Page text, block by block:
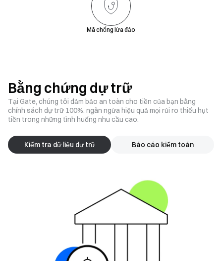
Mã chống lừa đảo
Bằng chứng dự trữ
Tại Gate, chúng tôi đảm bảo an toàn cho tiền của bạn bằng
chính sách dự trữ 100%, ngăn ngừa hiệu quả mọi rủi ro thiếu hụt
tiền trong những tình huống nhu cầu cao.
Kiểm tra dữ liệu dự trữ Báo cáo kiểm toán